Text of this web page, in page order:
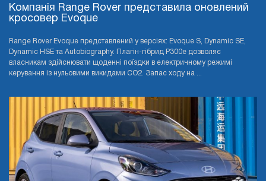
Компанія Range Rover представила оновлений
кросовер Evoque
Range Rover Evoque представлений у версіях: Evoque S, Dynamic SE,
Dynamic HSE та Autobiography. Плагін-гібрид P300e дозволяє
власникам здійснювати щоденні поїздки в електричному режимі
керування із нульовими викидами CO2. Запас ходу на ...